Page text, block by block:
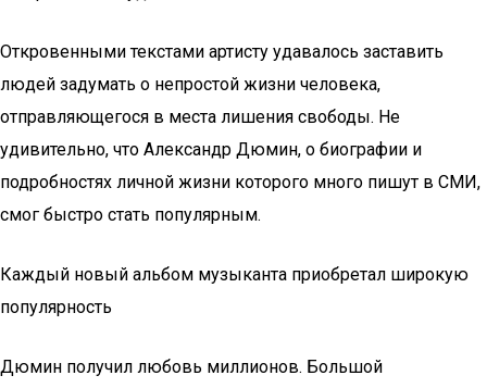
Откровенными текстами артисту удавалось заставить
людей задумать о непростой жизни человека,
отправляющегося в места лишения свободы. Не
удивительно, что Александр Дюмин, о биографии и
подробностях личной жизни которого много пишут в СМИ,
смог быстро стать популярным.
Каждый новый альбом музыканта приобретал широкую
популярность
Дюмин получил любовь миллионов. Большой